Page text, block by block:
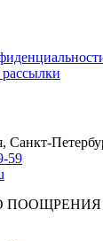
Санкт-
59
ПООЩРЕНИЯ